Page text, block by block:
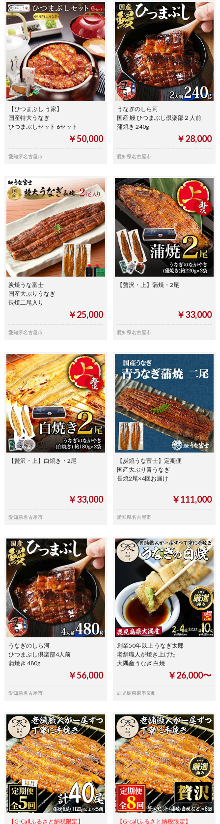
【ひつまぶし う家】
国産特大うなぎ
ひつまぶしセット 6セット
￥50,000
愛知県名古屋市
うなぎのしら河
国産 鰻 ひつまぶし倶楽部２人前
蒲焼き 240g
￥28,000
愛知県名古屋市
炭焼うな富士
国産大ぶりうなぎ
長焼二尾入り
￥25,000
愛知県名古屋市
【贅沢・上】蒲焼・2尾
￥33,000
愛知県名古屋市
【贅沢・上】白焼き・2尾
￥33,000
愛知県名古屋市
【炭焼うな富士】定期便
国産大ぶり青うなぎ
長焼2尾×4回お届け
￥111,000
愛知県名古屋市
うなぎのしら河
ひつまぶし倶楽部4人前
蒲焼き 480g
￥56,000
愛知県名古屋市
創業50年以上 うなぎ太郎
老舗職人が焼き上げた
大隅産うなぎ 白焼
￥26,000〜
鹿児島県東串良町
【G-Callふるさと納税限定】 【G-callふるさと納税限定】